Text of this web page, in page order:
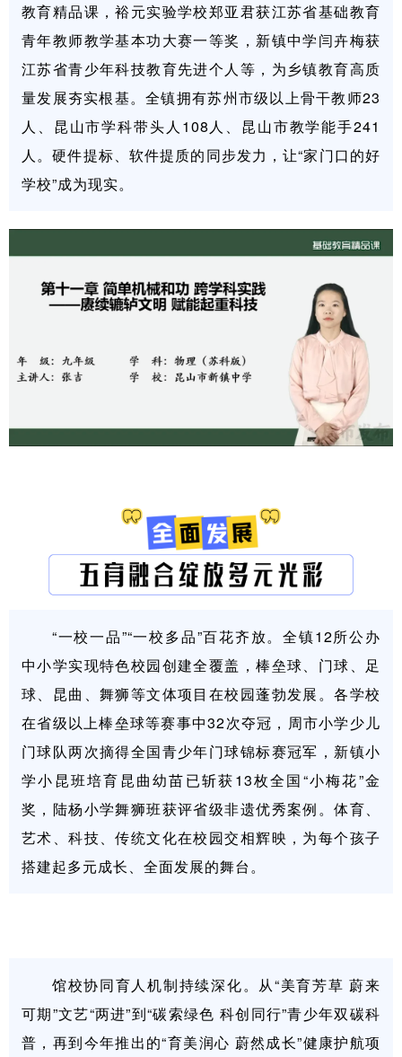
教育精品课，裕元实验学校郑亚君获江苏省基础教育
青年教师教学基本功大赛一等奖，新镇中学闫卉梅获
江苏省青少年科技教育先进个人等，为乡镇教育高质
量发展夯实根基。全镇拥有苏州市级以上骨干教师23
人、昆山市学科带头人108人、昆山市教学能手241
人。硬件提标、软件提质的同步发力，让“家门口的好
学校”成为现实。
“一校一品”“一校多品”百花齐放。全镇12所公办
中小学实现特色校园创建全覆盖，棒垒球、门球、足
球、昆曲、舞狮等文体项目在校园蓬勃发展。各学校
在省级以上棒垒球等赛事中32次夺冠，周市小学少儿
门球队两次摘得全国青少年门球锦标赛冠军，新镇小
学小昆班培育昆曲幼苗已斩获13枚全国“小梅花”金
奖，陆杨小学舞狮班获评省级非遗优秀案例。体育、
艺术、科技、传统文化在校园交相辉映，为每个孩子
搭建起多元成长、全面发展的舞台。
馆校协同育人机制持续深化。从“美育芳草 蔚来
可期”文艺“两进”到“碳索绿色 科创同行”青少年双碳科
普，再到今年推出的“育美润心 蔚然成长”健康护航项